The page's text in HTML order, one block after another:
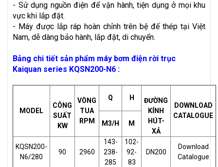
- Sử dụng nguồn điện để vận hành, tiện dụng ở mọi khu
vực khi lắp đặt.
- Máy được lắp ráp hoàn chỉnh trên bệ đế thép tại Việt
Nam, dễ dàng bảo hành, lắp đặt, di chuyển.
Bảng chi tiết sản phẩm máy bơm điện rời trục
Kaiquan series KQSN200-N6 :
MODEL
CÔNG
SUẤT
KW
VÒNG
TUA
RPM
Q H
ĐƯỜNG
KÍNH
HÚT-
XẢ
DOWNLOAD
CATALOGUE
M3/H
M
KQSN200-
N6/280
90 2960
143-
238-
285
102-
92-
83
DN200
Download
Catalogue